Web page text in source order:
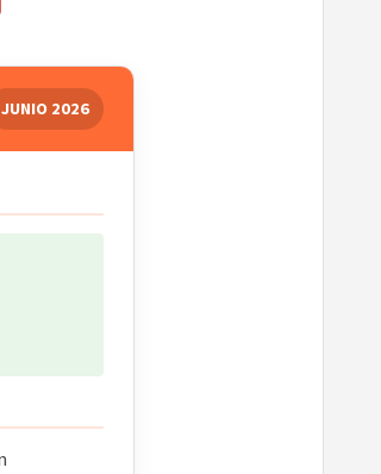
JUNIO 2026